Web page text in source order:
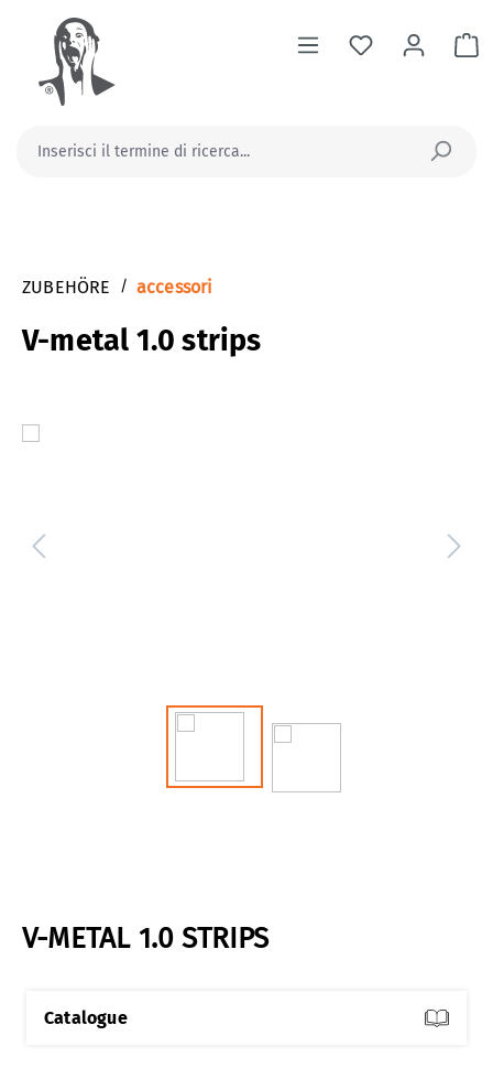
principale
Il
ZUBEHÖRE / accessori
V-metal 1.0 strips
V-METAL 1.0 STRIPS
Catalogue